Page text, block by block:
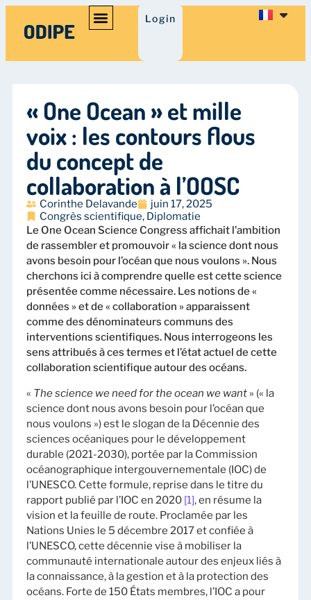
Login
« One Ocean » et mille
voix : les contours flous
du concept de
collaboration à l’OOSC
Corinthe Delavande
juin 17, 2025
Congrès scientifique, Diplomatie
Le One Ocean Science Congress affichait l’ambition
de rassembler et promouvoir « la science dont nous
avons besoin pour l’océan que nous voulons ». Nous
cherchons ici à comprendre quelle est cette science
présentée comme nécessaire. Les notions de «
données » et de « collaboration » apparaissent
comme des dénominateurs communs des
interventions scientifiques. Nous interrogeons les
sens attribués à ces termes et l’état actuel de cette
collaboration scientifique autour des océans.
« The science we need for the ocean we want » (« la
science dont nous avons besoin pour l’océan que
nous voulons ») est le slogan de la Décennie des
sciences océaniques pour le développement
durable (2021-2030), portée par la Commission
océanographique intergouvernementale (IOC) de
l’UNESCO. Cette formule, reprise dans le titre du
rapport publié par l’IOC en 2020 [1], en résume la
vision et la feuille de route. Proclamée par les
Nations Unies le 5 décembre 2017 et confiée à
l’UNESCO, cette décennie vise à mobiliser la
communauté internationale autour des enjeux liés à
la connaissance, à la gestion et à la protection des
océans. Forte de 150 États membres, l’IOC a pour